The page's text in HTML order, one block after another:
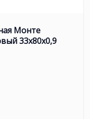
Монте
33x80x0,9